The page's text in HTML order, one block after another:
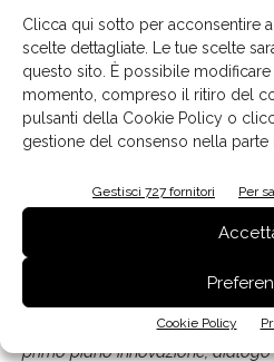
Clicca qui sotto per acconsentire
scelte dettagliate. Le tue scelte
questo sito. È possibile
momento, compreso il ritiro del
pulsanti della Cookie Policy o
gestione del consenso nella
Gestisci 727 fornitori Per
Cookie Policy
Giovanni Battista Vacchi, Amministratore
Nuove quote di mercato
Il 2022 è stato un anno di
raggiunti grazie a scelte
primo piano innovazione,